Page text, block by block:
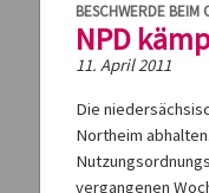
BESCHWERDE BEIM
NPD
11. April 2011
Die
Northeim
vergangenen